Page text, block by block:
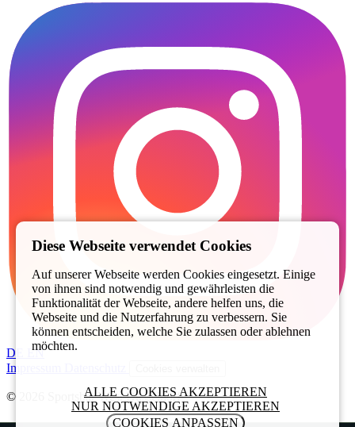
DE
EN
Impressum
© 2026 Sportsbar West Düsseldorf
Diese Webseite verwendet Cookies
Auf unserer Webseite werden Cookies eingesetzt. Einige
von ihnen sind notwendig und gewährleisten die
Funktionalität der Webseite, andere helfen uns, die
Webseite und die Nutzerfahrung zu verbessern. Sie
können entscheiden, welche Sie zulassen oder ablehnen
möchten.
ALLE COOKIES AKZEPTIEREN
NUR NOTWENDIGE AKZEPTIEREN
COOKIES ANPASSEN